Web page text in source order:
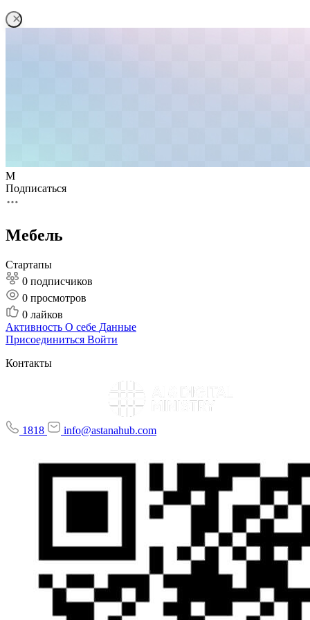
М
Подписаться
Мебель
Стартапы
0 подписчиков
0 просмотров
0 лайков
Активность О себе Данные
Присоединиться Войти
Контакты
1818 info@astanahub.com